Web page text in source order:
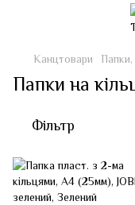
Канцтовари Папки,
Папки на
Фільтр